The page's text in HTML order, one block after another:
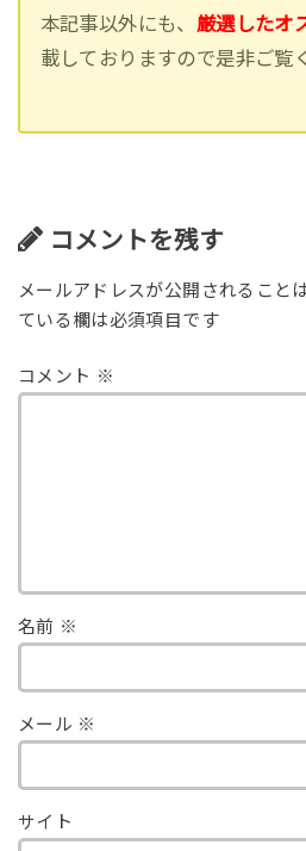
本記事以外にも、 厳選したオ
載しておりますので是非ご覧
コメントを残す
メールアドレスが公開されること
ている欄は必須項目です
コメント ※
名前 ※
メール ※
サイト